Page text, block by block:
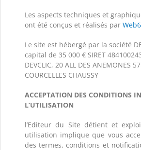
Les aspects techniques et
ont été conçus et réalisés par
Le site est hébergé par la société
capital de 35 000 € SIRET
DEVCLIC, 20 ALL DES ANEMONES
COURCELLES CHAUSSY
ACCEPTATION DES CONDITIONS
L’UTILISATION
l’Editeur du Site détient et
utilisation implique que vous
des termes, conditions et